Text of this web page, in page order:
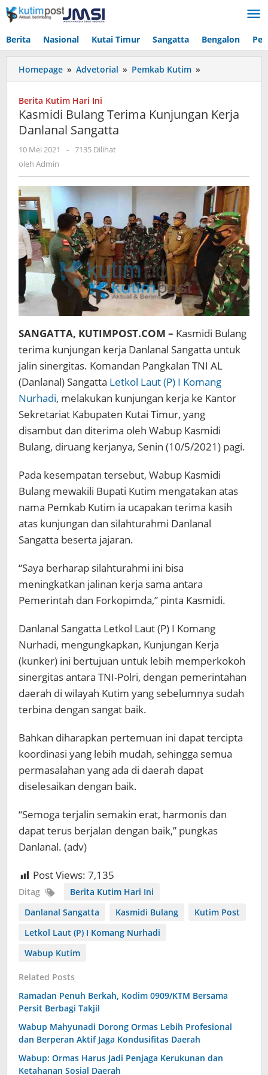
Lewati
ke
Berita Nasional Kutai Timur Sangatta Bengalon
Homepage » Advetorial » Pemkab Kutim »
Bulang
Kerja
Berita Kutim Hari Ini
Kasmidi Bulang Terima Kunjungan Kerja
Danlanal Sangatta
10 Mei 2021
oleh
- 7135 Dilihat
oleh Admin
SANGATTA, KUTIMPOST.COM – Kasmidi Bulang
terima kunjungan kerja Danlanal Sangatta untuk
jalin sinergitas. Komandan Pangkalan TNI AL
(Danlanal) Sangatta Letkol Laut (P) I Komang
Nurhadi, melakukan kunjungan kerja ke Kantor
Sekretariat Kabupaten Kutai Timur, yang
disambut dan diterima oleh Wabup Kasmidi
Bulang, diruang kerjanya, Senin (10/5/2021) pagi.
Pada kesempatan tersebut, Wabup Kasmidi
Bulang mewakili Bupati Kutim mengatakan atas
nama Pemkab Kutim ia ucapakan terima kasih
atas kunjungan dan silahturahmi Danlanal
Sangatta beserta jajaran.
“Saya berharap silahturahmi ini bisa
meningkatkan jalinan kerja sama antara
Pemerintah dan Forkopimda,” pinta Kasmidi.
Danlanal Sangatta Letkol Laut (P) I Komang
Nurhadi, mengungkapkan, Kunjungan Kerja
(kunker) ini bertujuan untuk lebih memperkokoh
sinergitas antara TNI-Polri, dengan pemerintahan
daerah di wilayah Kutim yang sebelumnya sudah
terbina dengan sangat baik.
Bahkan diharapkan pertemuan ini dapat tercipta
koordinasi yang lebih mudah, sehingga semua
permasalahan yang ada di daerah dapat
diselesaikan dengan baik.
“Semoga terjalin semakin erat, harmonis dan
dapat terus berjalan dengan baik,” pungkas
Danlanal. (adv)
Post Views: 7,135
Ditag
Berita Kutim Hari Ini
Danlanal Sangatta
Kasmidi Bulang
Kutim Post
Letkol Laut (P) I Komang Nurhadi
Wabup Kutim
Related Posts
Ramadan Penuh Berkah, Kodim 0909/KTM Bersama
Persit Berbagi Takjil
Wabup Mahyunadi Dorong Ormas Lebih Profesional
dan Berperan Aktif Jaga Kondusifitas Daerah
Wabup: Ormas Harus Jadi Penjaga Kerukunan dan
Ketahanan Sosial Daerah